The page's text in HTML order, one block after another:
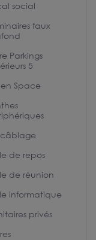
social
faux
Parkings
5
Space
de repos
de réunion
informatique
privés